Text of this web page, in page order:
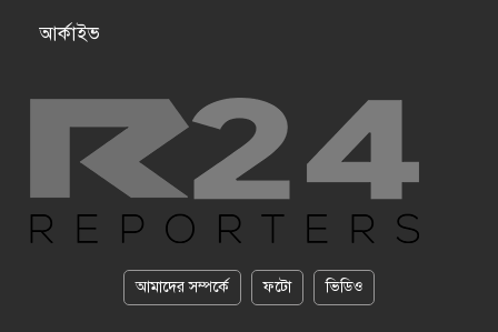
আর্কাইভ
আমাদের সম্পর্কে ফটো ভিডিও